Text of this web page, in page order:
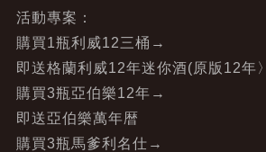
活動專案：
購買1瓶利威12三桶→
即送格蘭利威12年迷你酒(原版12年〉
購買3瓶亞伯樂12年→
即送亞伯樂萬年暦
購買3瓶馬爹利名仕→